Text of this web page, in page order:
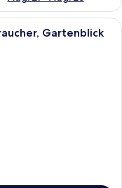
Schlafzimmer mit
Gartenblick